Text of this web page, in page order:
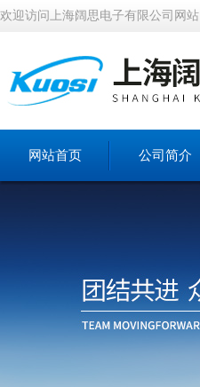
欢迎访问上海阔思电子有限公司网站
网站首页 公司简介